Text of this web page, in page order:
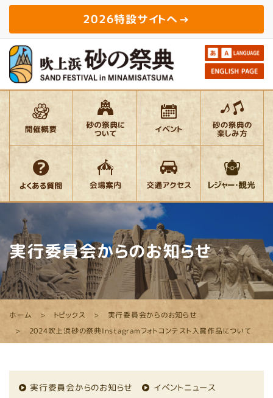
2026特設サイトへ
実行委員会からのお知らせ
ホーム トピックス
実行委員会からのお知らせ
2024吹上浜砂の祭典Instagramフォトコンテスト入賞作品について
実行委員会からのお知らせ
イベントニュース